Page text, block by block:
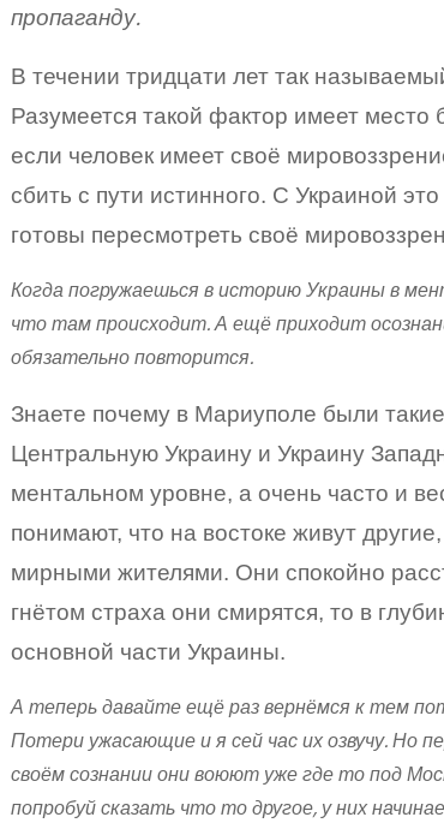
пропаганду.
В течении тридцати лет так
Разумеется такой фактор имеет
если человек имеет своё
сбить с пути истинного. С Украиной
готовы пересмотреть своё
Когда погружаешься в историю Украины в
что там происходит. А ещё приходит
обязательно повторится.
Знаете почему в Мариуполе были
Центральную Украину и Украину
ментальном уровне, а очень часто и
понимают, что на востоке живут
мирными жителями. Они спокойно
гнётом страха они смирятся, то в
основной части Украины.
А теперь давайте ещё раз вернёмся к тем
Потери ужасающие и я сей час их озвучу. Но
своём сознании они воюют уже где то под
попробуй сказать что то другое, у них